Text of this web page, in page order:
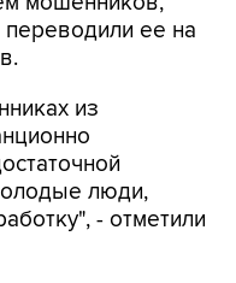
ее на
из
люди,
- отметили